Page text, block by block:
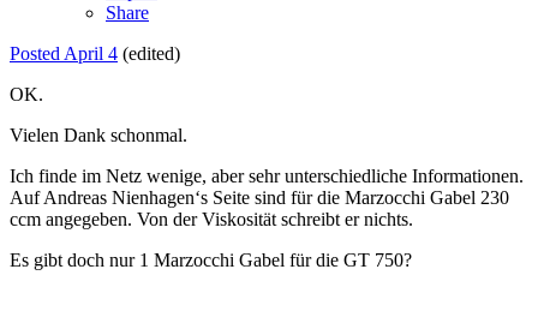
Share
Posted April 4 (edited)
OK.
Vielen Dank schonmal.
Ich finde im Netz wenige, aber sehr unterschiedliche Informationen.
Auf Andreas Nienhagen‘s Seite sind für die Marzocchi Gabel 230
ccm angegeben. Von der Viskosität schreibt er nichts.
Es gibt doch nur 1 Marzocchi Gabel für die GT 750?